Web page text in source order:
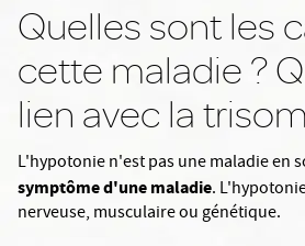
Quelles sont les
cette maladie ?
lien avec la
L'hypotonie n'est pas une maladie en
symptôme d'une maladie.
nerveuse, musculaire ou génétique.